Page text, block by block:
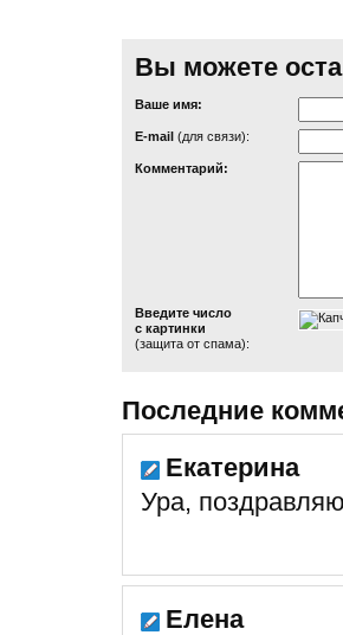
Вы можете
Ваше имя:
Е-mail (для связи):
Комментарий:
Введите число
с картинки
(защита от спама):
Последние
Екатерина
Ура,
Елена